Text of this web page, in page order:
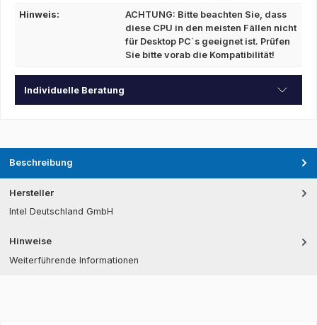
Hinweis:
ACHTUNG: Bitte beachten Sie, dass
diese CPU in den meisten Fällen nicht
für Desktop PC`s geeignet ist. Prüfen
Sie bitte vorab die Kompatibilität!
Individuelle Beratung
Beschreibung
Hersteller
Intel Deutschland GmbH
Hinweise
Weiterführende Informationen